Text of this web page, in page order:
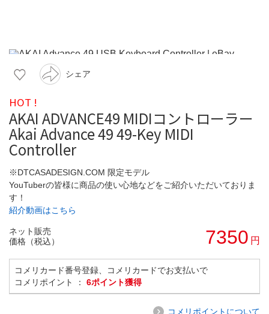
シェア
HOT !
AKAI ADVANCE49 MIDIコントローラー
Akai Advance 49 49-Key MIDI
Controller
※DTCASADESIGN.COM 限定モデル
YouTuberの皆様に商品の使い心地などをご紹介いただいておりま
す！
紹介動画はこちら
ネット販売
価格（税込）
7350 円
コメリカード番号登録、コメリカードでお支払いで
コメリポイント ： 6ポイント獲得
コメリポイントについて